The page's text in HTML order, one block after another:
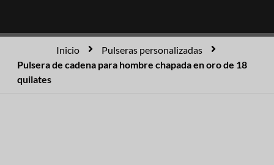
Inicio
Pulseras personalizadas
Pulsera de cadena para hombre chapada en oro de 18
quilates